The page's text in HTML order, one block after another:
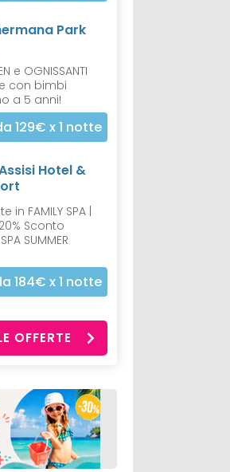
Park
e OGNISSANTI
con bimbi
a 5 anni!
129€ x 1 notte
Hotel &
in FAMILY SPA |
Sconto
SUMMER
184€ x 1 notte
OFFERTE